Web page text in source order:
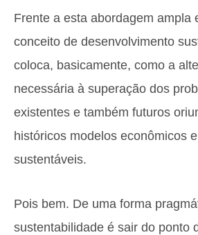
Frente a esta abordagem ampla
conceito de desenvolvimento
coloca, basicamente, como a
necessária à superação dos
existentes e também futuros
históricos modelos econômicos
sustentáveis.
Pois bem. De uma forma
sustentabilidade é sair do ponto